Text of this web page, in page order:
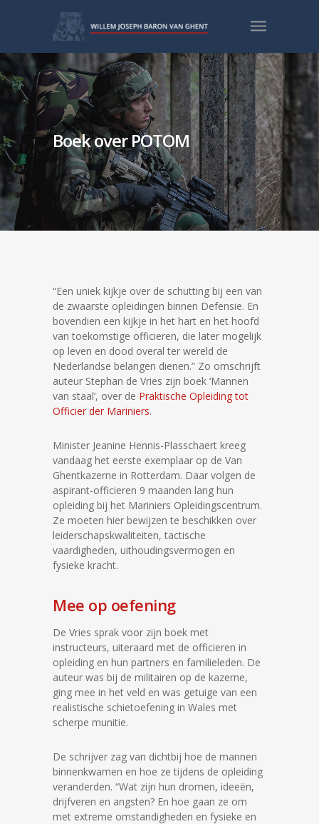
Boek over POTOM
“Een uniek kijkje over de schutting bij een van
de zwaarste opleidingen binnen Defensie. En
bovendien een kijkje in het hart en het hoofd
van toekomstige officieren, die later mogelijk
op leven en dood overal ter wereld de
Nederlandse belangen dienen.” Zo omschrijft
auteur Stephan de Vries zijn boek ‘Mannen
van staal’, over de Praktische Opleiding tot
Officier der Mariniers.
Minister Jeanine Hennis-Plasschaert kreeg
vandaag het eerste exemplaar op de Van
Ghentkazerne in Rotterdam. Daar volgen de
aspirant-officieren 9 maanden lang hun
opleiding bij het Mariniers Opleidingscentrum.
Ze moeten hier bewijzen te beschikken over
leiderschapskwaliteiten, tactische
vaardigheden, uithoudingsvermogen en
fysieke kracht.
Mee op oefening
De Vries sprak voor zijn boek met
instructeurs, uiteraard met de officieren in
opleiding en hun partners en familieleden. De
auteur was bij de militairen op de kazerne,
ging mee in het veld en was getuige van een
realistische schietoefening in Wales met
scherpe munitie.
De schrijver zag van dichtbij hoe de mannen
binnenkwamen en hoe ze tijdens de opleiding
veranderden. “Wat zijn hun dromen, ideeën,
drijfveren en angsten? En hoe gaan ze om
met extreme omstandigheden en fysieke en